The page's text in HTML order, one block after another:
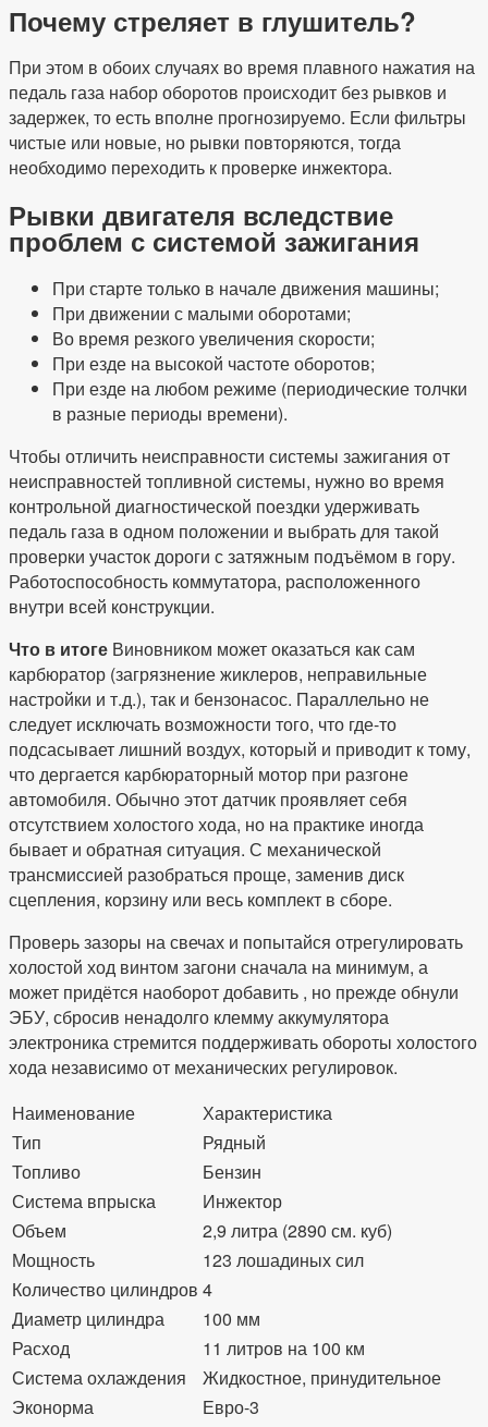
Почему стреляет в глушитель?
При этом в обоих случаях во время плавного нажатия на
педаль газа набор оборотов происходит без рывков и
задержек, то есть вполне прогнозируемо. Если фильтры
чистые или новые, но рывки повторяются, тогда
необходимо переходить к проверке инжектора.
Рывки двигателя вследствие
проблем с системой зажигания
При старте только в начале движения машины;
При движении с малыми оборотами;
Во время резкого увеличения скорости;
При езде на высокой частоте оборотов;
При езде на любом режиме (периодические толчки
в разные периоды времени).
Чтобы отличить неисправности системы зажигания от
неисправностей топливной системы, нужно во время
контрольной диагностической поездки удерживать
педаль газа в одном положении и выбрать для такой
проверки участок дороги с затяжным подъёмом в гору.
Работоспособность коммутатора, расположенного
внутри всей конструкции.
Что в итоге Виновником может оказаться как сам
карбюратор (загрязнение жиклеров, неправильные
настройки и т.д.), так и бензонасос. Параллельно не
следует исключать возможности того, что где-то
подсасывает лишний воздух, который и приводит к тому,
что дергается карбюраторный мотор при разгоне
автомобиля. Обычно этот датчик проявляет себя
отсутствием холостого хода, но на практике иногда
бывает и обратная ситуация. С механической
трансмиссией разобраться проще, заменив диск
сцепления, корзину или весь комплект в сборе.
Проверь зазоры на свечах и попытайся отрегулировать
холостой ход винтом загони сначала на минимум, а
может придётся наоборот добавить , но прежде обнули
ЭБУ, сбросив ненадолго клемму аккумулятора
электроника стремится поддерживать обороты холостого
хода независимо от механических регулировок.
Наименование
Характеристика
Тип
Рядный
Топливо
Бензин
Система впрыска
Инжектор
Объем
2,9 литра (2890 см. куб)
Мощность
123 лошадиных сил
Количество цилиндров 4
Диаметр цилиндра
100 мм
Расход
11 литров на 100 км
Система охлаждения
Жидкостное, принудительное
Эконорма
Евро-3